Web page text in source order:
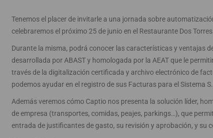
Tenemos el placer de invitarle a una jornada sobre
celebraremos el próximo 25 de junio en el Restaurante Dos Torres.
Durante la misma, podrá conocer las características y ventajas
desarrollada por ABAST y homologada por la AEAT que le
través de la digitalización certificada y archivo electrónico de
podemos ayudar en el registro de sus Facturas para el Sistema
Además veremos cómo Captio nos presenta la solución líder,
de empresa (transportes, comidas, peajes, parkings…), que
entrada de justificantes de gasto, su revisión y aprobación, y su